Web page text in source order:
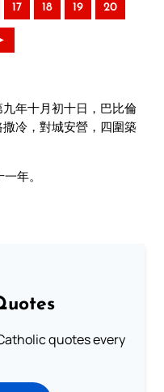
17 18 19 20
年十月初十日，巴比倫
冷，對城安營，四圍築
年。
quotes every